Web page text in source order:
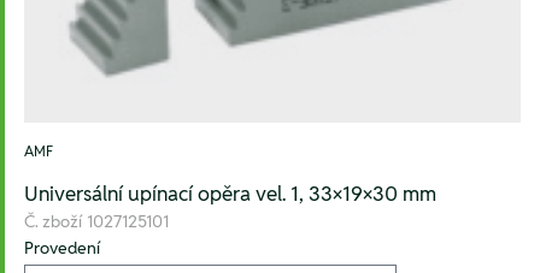
AMF
Universální upínací opěra vel. 1, 33×19×30 mm
Č. zboží 1027125101
Provedení